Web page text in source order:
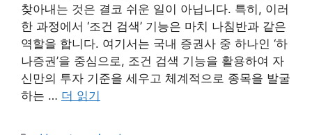
찾아내는 것은 결코 쉬운 일이 아닙니다. 특히, 이러
한 과정에서 ‘조건 검색’ 기능은 마치 나침반과 같은
역할을 합니다. 여기서는 국내 증권사 중 하나인 ‘하
나증권’을 중심으로, 조건 검색 기능을 활용하여 자
신만의 투자 기준을 세우고 체계적으로 종목을 발굴
하는 … 더 읽기